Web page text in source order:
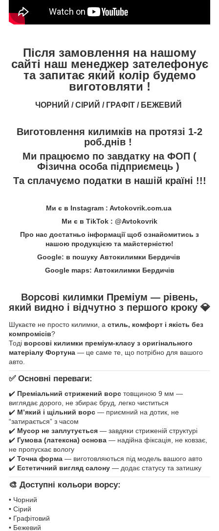
Після замовлення на нашому
сайті наш менеджер зателефонує
та запитає який колір будемо
виготовляти !
ЧОРНИЙ / СІРИЙ / ГРАФІТ / БЕЖЕВИЙ
Виготовлення килимків на протязі 1-2
роб.днів !
Ми працюємо по завдатку на ФОП (
Фізична особа підприємець )
Та сплачуємо податки в нашій країні !!!
Ми є в Instagram : Avtokovrik.com.ua
Ми є в TikTok : @Avtokovrik
Про нас достатньо інформації щоб ознайомитись з
нашою продукцією та майстерністю!
Google: в пошуку Автокилимки Бердичів
Google maps: Автокилимки Бердичів
Ворсові килимки Преміум — рівень,
який видно і відчутно з першого кроку 💎
Шукаєте не просто килимки, а стиль, комфорт і якість без
компромісів?
Тоді ворсові килимки преміум-класу з оригінального
матеріалу Фортуна — це саме те, що потрібно для вашого
авто.
✅ Основні переваги:
✔️ Преміальний стрижений ворс товщиною 9 мм —
виглядає дорого, не збирає бруд, легко чиститься
✔️ М’який і щільний ворс — приємний на дотик, не
“затирається” з часом
✔️ Мусор не заплутується — завдяки стриженій структурі
✔️ Гумова (латексна) основа — надійна фіксація, не ковзає,
не пропускає вологу
✔️ Точна форма — виготовляються під модель вашого авто
✔️ Естетичний вигляд салону — додає статусу та затишку
🎨 Доступні кольори ворсу:
• Чорний
• Сірий
• Графітовий
• Бежевий